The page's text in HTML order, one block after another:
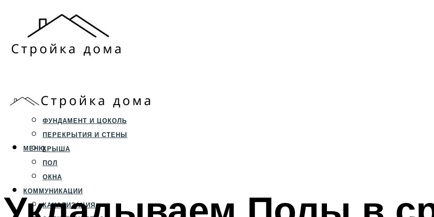
СТРОИТЕЛЬСТВО
ФУНДАМЕНТ И ЦОКОЛЬ
ПЕРЕКРЫТИЯ И СТЕНЫ
КРЫША
ПОЛ
ОКНА
КОММУНИКАЦИИ
КАНАЛИЗАЦИЯ
МЕНЮ